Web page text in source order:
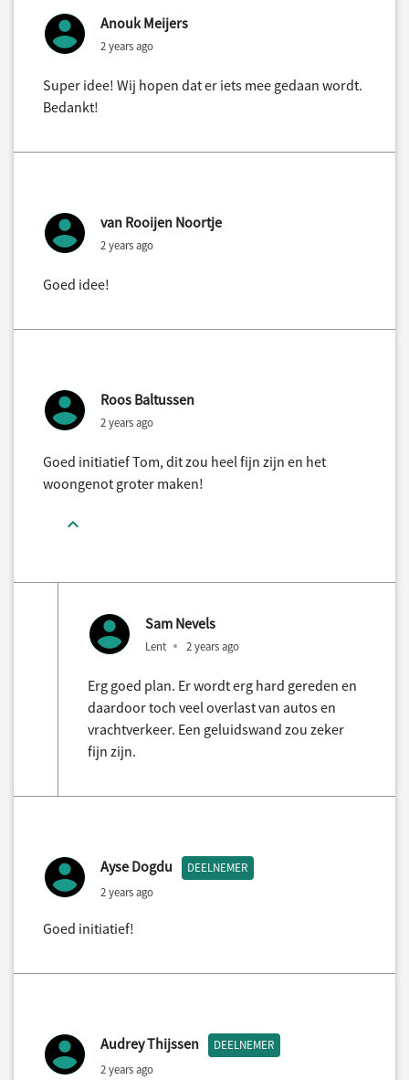
Anouk Meijers
2 years ago
Super idee! Wij hopen dat er iets mee gedaan wordt.
Bedankt!
van Rooijen Noortje
2 years ago
Goed idee!
Roos Baltussen
2 years ago
Goed initiatief Tom, dit zou heel fijn zijn en het
woongenot groter maken!
Sam Nevels
Lent 2 years ago
Erg goed plan. Er wordt erg hard gereden en
daardoor toch veel overlast van autos en
vrachtverkeer. Een geluidswand zou zeker
fijn zijn.
Ayse Dogdu DEELNEMER
2 years ago
Goed initiatief!
Audrey Thijssen DEELNEMER
2 years ago